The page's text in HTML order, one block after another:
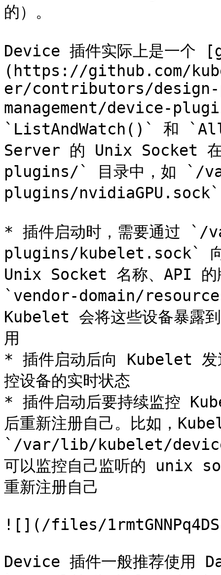
的）。
Device 插件实际上是一个
(https://github.com/
er/contributors/design-
management/device-
`ListAndWatch()` 和
Server 的 Unix
plugins/` 目录中，如
plugins/nvidiaGPU.sock`
* 插件启动时，需要通
plugins/kubelet.sock` 向
Unix Socket 名称、API 的
`vendor-domain/
Kubelet 会将这些设备暴露
用
* 插件启动后向 Kubelet 发
控设备的实时状态
* 插件启动后要持续监控
后重新注册自己。比如，
`/var/lib/kubelet/device-
可以监控自己监听的 unix
重新注册自己
![](/files/
Device 插件一般推荐使用